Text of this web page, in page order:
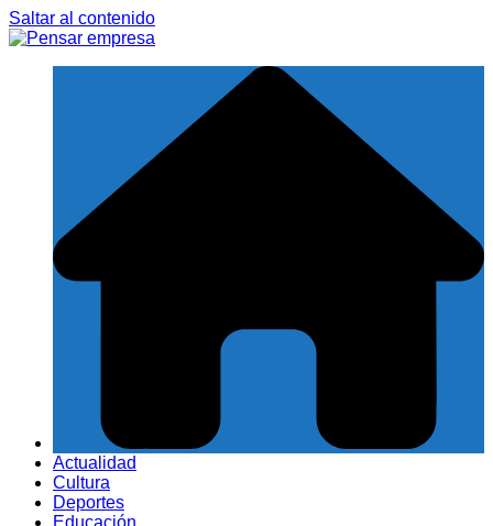
Saltar al contenido
Actualidad
Cultura
Deportes